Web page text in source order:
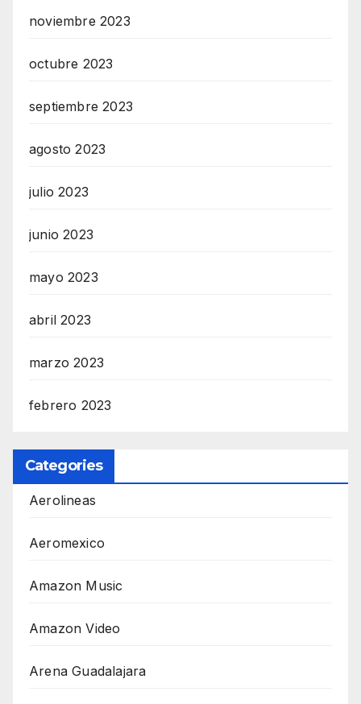
noviembre 2023
octubre 2023
septiembre 2023
agosto 2023
julio 2023
junio 2023
mayo 2023
abril 2023
marzo 2023
febrero 2023
Categories
Aerolineas
Aeromexico
Amazon Music
Amazon Video
Arena Guadalajara